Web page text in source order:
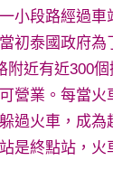
小段路經過
初泰國政府為
附近有近300
營業。每當火
過火車，成
是終點站，火